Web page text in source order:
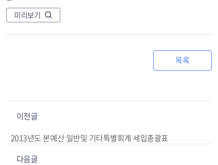
미리보기
목록
이전글
2013년도 본예산 일반및 기타특별회계 세입총괄표
다음글